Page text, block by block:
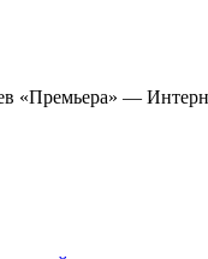
«Премьера» —